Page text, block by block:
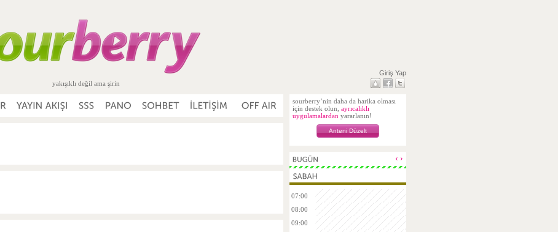
yakışıklı değil ama şirin
Giriş Yap
sourberry’nin daha da harika olması
için destek olun, ayrıcalıklı
uygulamalardan yararlanın!
Anteni Düzelt
‹ ›
07:00
08:00
09:00